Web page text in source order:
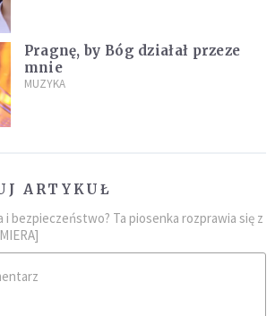
Pragnę, by Bóg działał przeze
mnie
MUZYKA
ARTYKUŁ
i bezpieczeństwo? Ta piosenka rozprawia się z